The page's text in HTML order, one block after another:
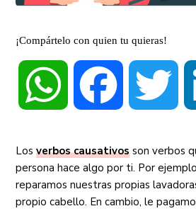
¡Compártelo con quien tu quieras!
WhatsApp Facebook
Losverbos causativos son verbos
persona hace algo por ti. Por
reparamos nuestras propias
propio cabello. En cambio, le